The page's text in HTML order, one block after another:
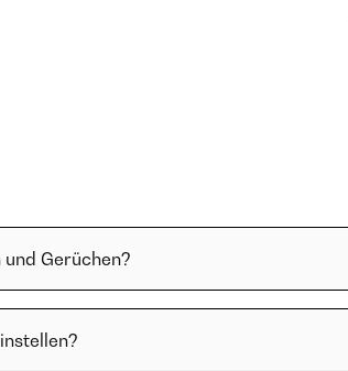
Gerüchen?